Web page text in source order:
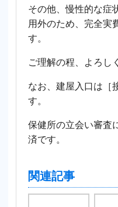
その他、慢性的な症
用外のため、完全実
す。
ご理解の程、よろし
なお、建屋入口は［
す。
保健所の立会い審査
済です。
関連記事